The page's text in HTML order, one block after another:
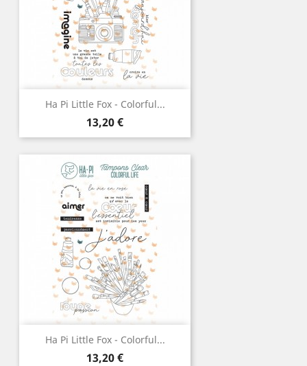
Ha Pi Little Fox - Colorful...
Prix
13,20 €
Ha Pi Little Fox - Colorful...
Prix
13,20 €